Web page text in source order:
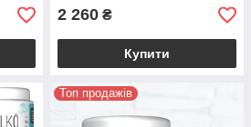
2 260 ₴
Купити
Топ продажів